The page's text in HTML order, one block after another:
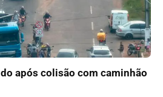
após colisão com caminhão